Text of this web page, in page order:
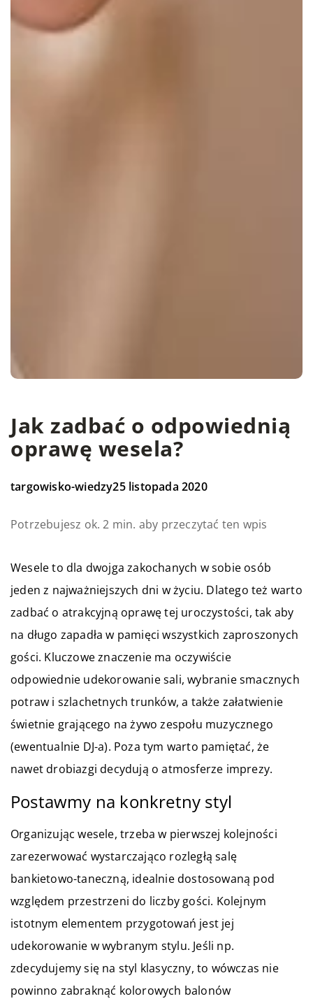
Jak zadbać o odpowiednią
oprawę wesela?
targowisko-wiedzy25 listopada 2020
Potrzebujesz ok. 2 min. aby przeczytać ten wpis
Wesele to dla dwojga zakochanych w sobie osób
jeden z najważniejszych dni w życiu. Dlatego też warto
zadbać o atrakcyjną oprawę tej uroczystości, tak aby
na długo zapadła w pamięci wszystkich zaproszonych
gości. Kluczowe znaczenie ma oczywiście
odpowiednie udekorowanie sali, wybranie smacznych
potraw i szlachetnych trunków, a także załatwienie
świetnie grającego na żywo zespołu muzycznego
(ewentualnie DJ-a). Poza tym warto pamiętać, że
nawet drobiazgi decydują o atmosferze imprezy.
Postawmy na konkretny styl
Organizując wesele, trzeba w pierwszej kolejności
zarezerwować wystarczająco rozległą salę
bankietowo-taneczną, idealnie dostosowaną pod
względem przestrzeni do liczby gości. Kolejnym
istotnym elementem przygotowań jest jej
udekorowanie w wybranym stylu. Jeśli np.
zdecydujemy się na styl klasyczny, to wówczas nie
powinno zabraknąć kolorowych balonów